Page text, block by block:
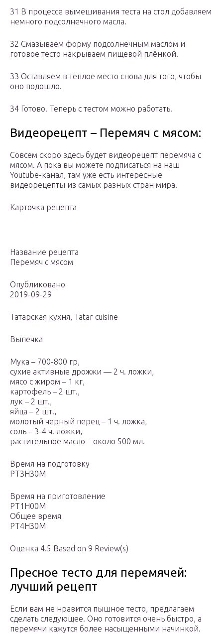
31 В процессе вымешивания теста на стол добавляем
немного подсолнечного масла.
32 Смазываем форму подсолнечным маслом и
готовое тесто накрываем пищевой плёнкой.
33 Оставляем в теплое место снова для того, чтобы
оно подошло.
34 Готово. Теперь с тестом можно работать.
Видеорецепт – Перемяч с мясом:
Совсем скоро здесь будет видеорецепт перемяча с
мясом. А пока вы можете подписаться на наш
Youtube-канал, там уже есть интересные
видеорецепты из самых разных стран мира.
Карточка рецепта
Название рецепта
Перемяч с мясом
Опубликовано
2019-09-29
Татарская кухня, Tatar cuisine
Выпечка
Мука – 700-800 гр,
сухие активные дрожжи — 2 ч. ложки,
мясо с жиром – 1 кг,
картофель – 2 шт.,
лук – 2 шт.,
яйца – 2 шт.,
молотый черный перец – 1 ч. ложка,
соль – 3-4 ч. ложки,
растительное масло – около 500 мл.
Время на подготовку
PT3H30M
Время на приготовление
PT1H00M
Общее время
PT4H30M
Оценка 4.5 Based on 9 Review(s)
Пресное тесто для перемячей:
лучший рецепт
Если вам не нравится пышное тесто, предлагаем
сделать следующее. Оно готовится очень быстро, а
перемячи кажутся более насыщенными начинкой.